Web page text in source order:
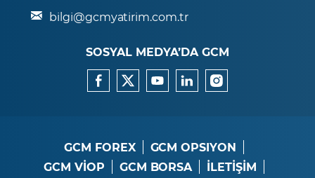
bilgi@gcmyatirim.com.tr
SOSYAL MEDYA’DA GCM
GCM FOREX
GCM OPSIYON
GCM VİOP
GCM BORSA
İLETİŞİM